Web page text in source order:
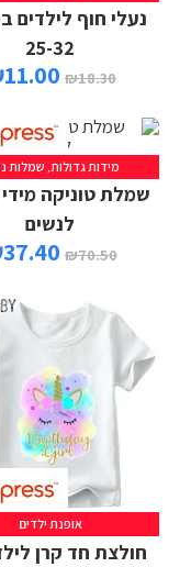
נעלי חוף לילדים
25-32
₪18.30
11.00
מידות גדולות שמלות
שמלת טוניקה
לנשים
₪70.50
37.40
אופנת ילדים
חולצת חד קרן